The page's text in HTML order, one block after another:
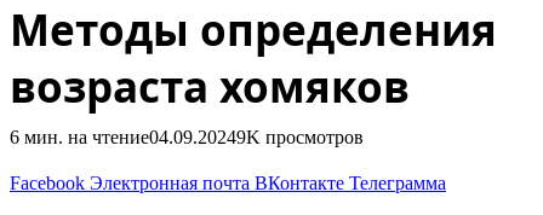
Методы определения
возраста хомяков
6 мин. на чтение04.09.20249K просмотров
Facebook Электронная почта ВКонтакте Телеграмма